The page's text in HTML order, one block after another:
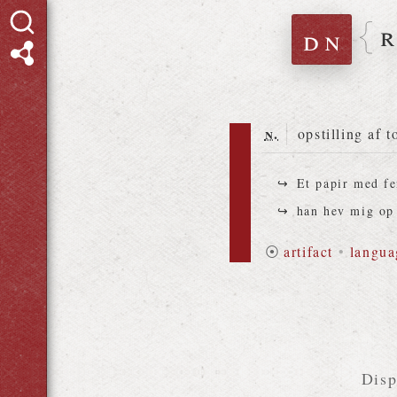
dn
n. opstilling af
Et papir med
han hev mig
⦿ artifact •